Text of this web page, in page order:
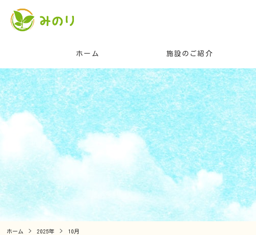
ホーム 施設のご紹介
ホーム > 2025年 > 10月